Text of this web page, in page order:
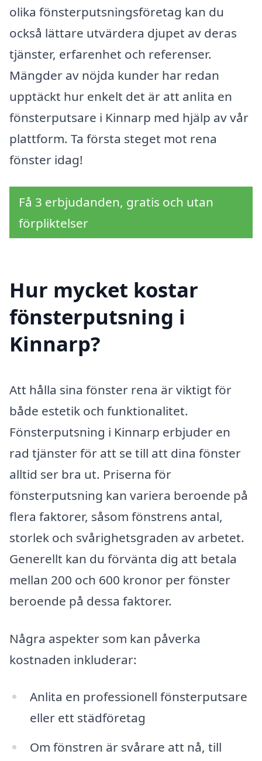
olika fönsterputsningsföretag kan du
också lättare utvärdera djupet av deras
tjänster, erfarenhet och referenser.
Mängder av nöjda kunder har redan
upptäckt hur enkelt det är att anlita en
fönsterputsare i Kinnarp med hjälp av vår
plattform. Ta första steget mot rena
fönster idag!
Få 3 erbjudanden, gratis och utan
förpliktelser
Hur mycket kostar
fönsterputsning i
Kinnarp?
Att hålla sina fönster rena är viktigt för
både estetik och funktionalitet.
Fönsterputsning i Kinnarp erbjuder en
rad tjänster för att se till att dina fönster
alltid ser bra ut. Priserna för
fönsterputsning kan variera beroende på
flera faktorer, såsom fönstrens antal,
storlek och svårighetsgraden av arbetet.
Generellt kan du förvänta dig att betala
mellan 200 och 600 kronor per fönster
beroende på dessa faktorer.
Några aspekter som kan påverka
kostnaden inkluderar:
Anlita en professionell fönsterputsare
eller ett städföretag
Om fönstren är svårare att nå, till